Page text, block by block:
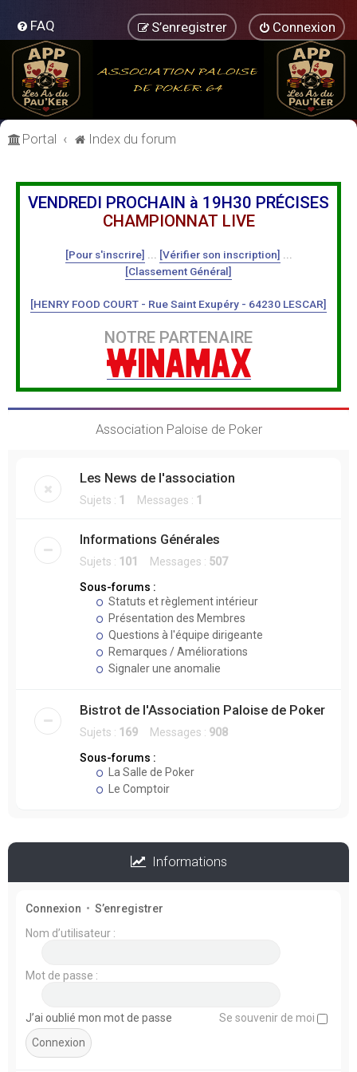
FAQ Connexion
S’enregistrer
Portal Index du forum
VENDREDI PROCHAIN à 19H30 PRÉCISES
CHAMPIONNAT LIVE
[Pour s'inscrire] [Vérifier son inscription]
[Classement Général]
[HENRY FOOD COURT - Rue Saint Exupéry - 64230 LESCAR]
NOTRE PARTENAIRE
Association Paloise de Poker
Les News de l'association
Sujets : 1 Messages : 1
Informations Générales
Sujets : 101 Messages : 507
Sous-forums :
Statuts et règlement intérieur
Présentation des Membres
Questions à l'équipe dirigeante
Remarques / Améliorations
Signaler une anomalie
Bistrot de l'Association Paloise de Poker
Sujets : 169 Messages : 908
Sous-forums :
La Salle de Poker
Le Comptoir
Informations
Connexion • S’enregistrer
Nom d’utilisateur :
Mot de passe :
J’ai oublié mon mot de passe Se souvenir de moi